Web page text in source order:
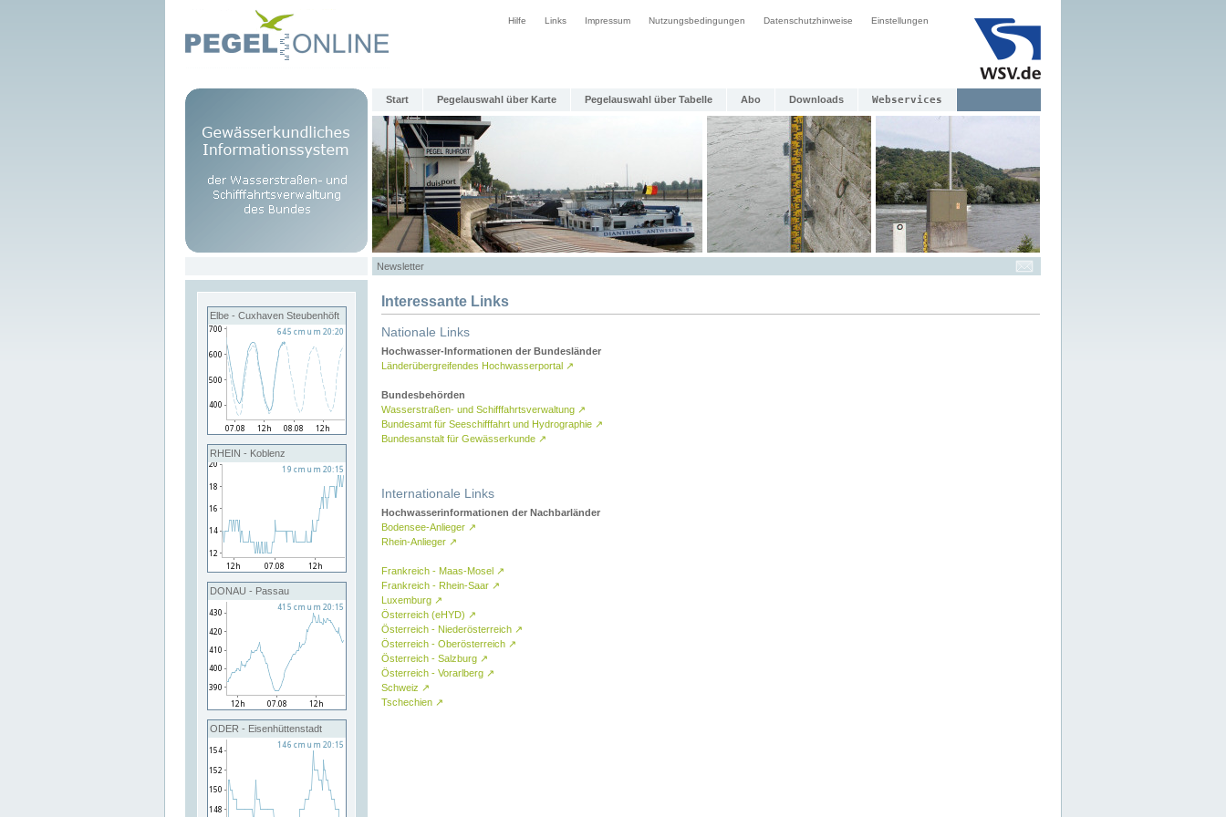
Hilfe Links Impressum Nutzungsbedingungen Datenschutzhinweise Einstellungen
Start Pegelauswahl über Karte Pegelauswahl über Tabelle Abo Downloads Webservices
Newsletter
Elbe - Cuxhaven Steubenhöft
RHEIN - Koblenz
DONAU - Passau
ODER - Eisenhüttenstadt
Interessante Links
Nationale Links
Hochwasser-Informationen der Bundesländer
Länderübergreifendes Hochwasserportal ↗
Bundesbehörden
Wasserstraßen- und Schifffahrtsverwaltung ↗
Bundesamt für Seeschifffahrt und Hydrographie ↗
Bundesanstalt für Gewässerkunde ↗
Internationale Links
Hochwasserinformationen der Nachbarländer
Bodensee-Anlieger ↗
Rhein-Anlieger ↗
Frankreich - Maas-Mosel ↗
Frankreich - Rhein-Saar ↗
Luxemburg ↗
Österreich (eHYD) ↗
Österreich - Niederösterreich ↗
Österreich - Oberösterreich ↗
Österreich - Salzburg ↗
Österreich - Vorarlberg ↗
Schweiz ↗
Tschechien ↗